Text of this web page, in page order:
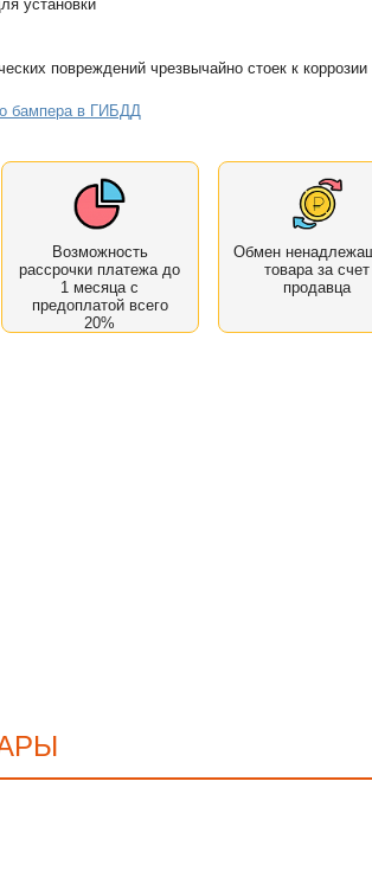
установки
повреждений чрезвычайно стоек к коррозии
бампера в ГИБДД
Возможность
рассрочки платежа до
1 месяца с
предоплатой всего
20%
Обмен
товара за счет
продавца